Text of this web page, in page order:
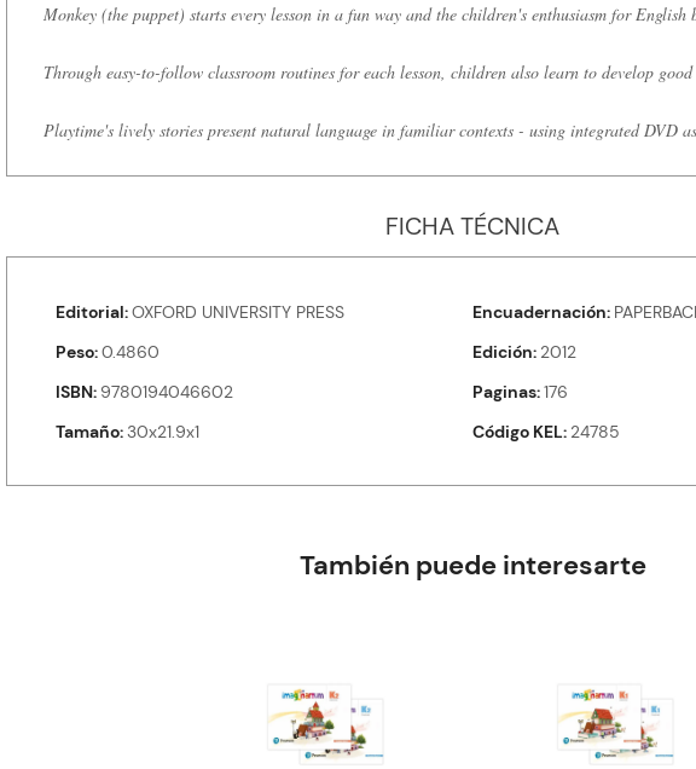
Monkey (the puppet) starts every lesson in a fun way and the children's enthusiasm for
Through easy-to-follow classroom routines for each lesson, children also learn to develop
Playtime's lively stories present natural language in familiar contexts - using integrated DVD
FICHA TÉCNICA
Editorial OXFORD UNIVERSITY PRESS Encuadernación
Peso 0.4860 Edición 2012
ISBN 9780194046602 Paginas 176
Tamaño 30x21.9x1 Código KEL 24785
También puede interesarte